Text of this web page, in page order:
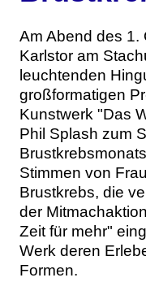
Am Abend des 1.
Karlstor am
leuchtenden
großformatigen
Kunstwerk "Das
Phil Splash zum
Stimmen von
Brustkrebs, die
der
Zeit für mehr"
Werk deren
Formen.